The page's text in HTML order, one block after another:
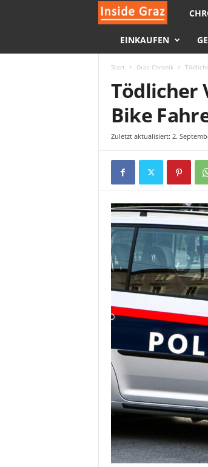
s
i
d
G
a
z
EINKAUFEN
Start Graz Chronik
Tödlicher
Bike
Zuletzt aktualisiert: 2.